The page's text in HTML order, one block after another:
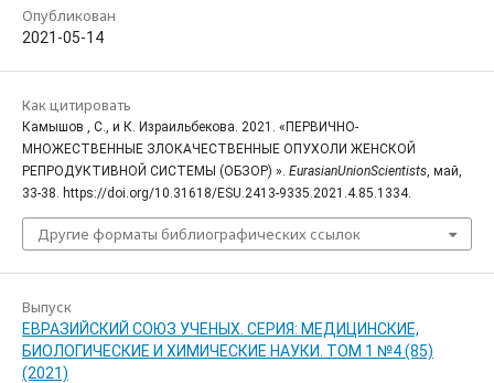
Опубликован
2021-05-14
Как цитировать
Камышов , С., и К. Израильбекова. 2021. «ПЕРВИЧНО-
МНОЖЕСТВЕННЫЕ ЗЛОКАЧЕСТВЕННЫЕ ОПУХОЛИ ЖЕНСКОЙ
РЕПРОДУКТИВНОЙ СИСТЕМЫ (ОБЗОР) ». EurasianUnionScientists, май,
33-38. https://doi.org/10.31618/ESU.2413-9335.2021.4.85.1334.
Другие форматы библиографических ссылок
Выпуск
ЕВРАЗИЙСКИЙ СОЮЗ УЧЕНЫХ. СЕРИЯ: МЕДИЦИНСКИЕ,
БИОЛОГИЧЕСКИЕ И ХИМИЧЕСКИЕ НАУКИ. ТОМ 1 №4 (85)
(2021)